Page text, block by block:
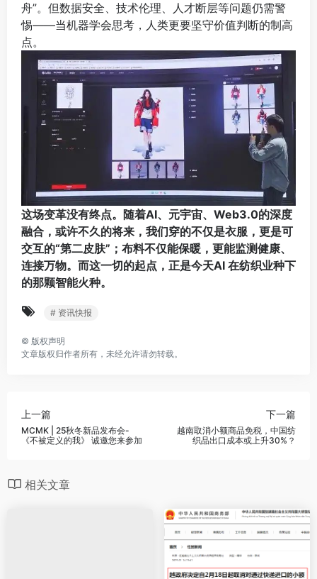
舟”。但数据安全、技术伦理、人才断层等问题仍需警
惕——当机器学会思考，人类更要坚守价值判断的制高
点。
这场变革没有终点。随着AI、元宇宙、Web3.0的深度
融合，或许不久的将来，我们穿的不仅是衣服，更是可
交互的“第二皮肤”；布料不仅能保暖，更能监测健康、
连接万物。而这一切的起点，正是今天AI 在纺织业种下
的那颗智能火种。
# 资讯快报
© 版权声明
文章版权归作者所有，未经允许请勿转载。
上一篇
MCMK | 25秋冬新品发布会-
《不被定义的我》 诚邀您来参加
下一篇
越南取消小额商品免税，中国纺
织品出口成本或上升30%？
相关文章